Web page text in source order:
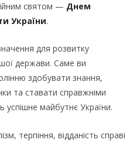
святом — Днем
України.
для розвитку
держави. Саме ви
здобувати знання,
та ставати справжніми
успішне майбутнє України.
терпіння, відданість справі